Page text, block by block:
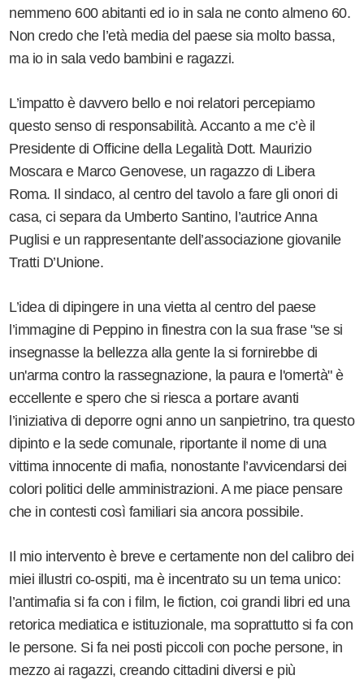
nemmeno 600 abitanti ed io in sala ne conto almeno 60.
Non credo che l’età media del paese sia molto bassa,
ma io in sala vedo bambini e ragazzi.
L’impatto è davvero bello e noi relatori percepiamo
questo senso di responsabilità. Accanto a me c’è il
Presidente di Officine della Legalità Dott. Maurizio
Moscara e Marco Genovese, un ragazzo di Libera
Roma. Il sindaco, al centro del tavolo a fare gli onori di
casa, ci separa da Umberto Santino, l’autrice Anna
Puglisi e un rappresentante dell’associazione giovanile
Tratti D’Unione.
L’idea di dipingere in una vietta al centro del paese
l’immagine di Peppino in finestra con la sua frase "se si
insegnasse la bellezza alla gente la si fornirebbe di
un'arma contro la rassegnazione, la paura e l'omertà" è
eccellente e spero che si riesca a portare avanti
l’iniziativa di deporre ogni anno un sanpietrino, tra questo
dipinto e la sede comunale, riportante il nome di una
vittima innocente di mafia, nonostante l’avvicendarsi dei
colori politici delle amministrazioni. A me piace pensare
che in contesti così familiari sia ancora possibile.
Il mio intervento è breve e certamente non del calibro dei
miei illustri co-ospiti, ma è incentrato su un tema unico:
l’antimafia si fa con i film, le fiction, coi grandi libri ed una
retorica mediatica e istituzionale, ma soprattutto si fa con
le persone. Si fa nei posti piccoli con poche persone, in
mezzo ai ragazzi, creando cittadini diversi e più